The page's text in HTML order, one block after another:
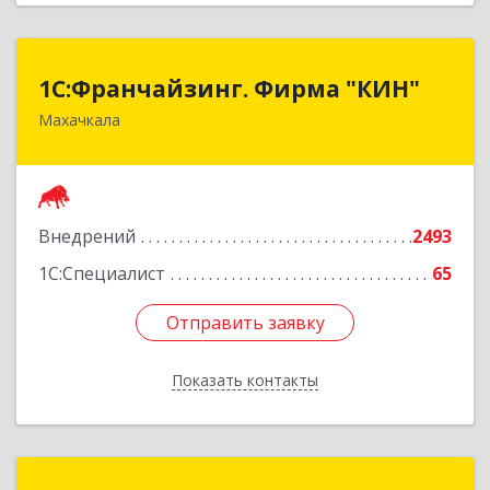
1С:Франчайзинг. Фирма "КИН"
Махачкала
Внедрений
2493
1С:Специалист
65
Отправить заявку
Показать контакты
1С:Франчайзинг. Фирма "КИН"
367030, Дагестан Респ, Махачкала г, И.Казака
Отправить заявку
Назад